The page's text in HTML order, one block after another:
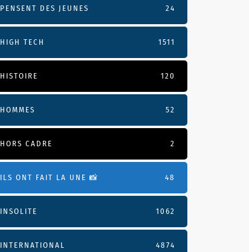
PENSENT DES JEUNES
24
HIGH TECH 1511
HISTOIRE 120
HOMMES 52
HORS CADRE 2
ILS ONT FAIT LA UNE 📸 48
INSOLITE 1062
INTERNATIONAL 4874